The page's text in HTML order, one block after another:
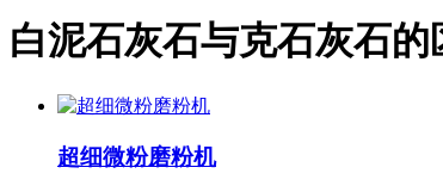
白泥石灰石与克石灰石的
超细微粉磨粉机